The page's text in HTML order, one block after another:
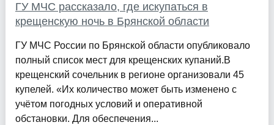
ГУ МЧС рассказало, где искупаться в
крещенскую ночь в Брянской области
ГУ МЧС России по Брянской области опубликовало
полный список мест для крещенских купаний.В
крещенский сочельник в регионе организовали 45
купелей. «Их количество может быть изменено с
учётом погодных условий и оперативной
обстановки. Для обеспечения...